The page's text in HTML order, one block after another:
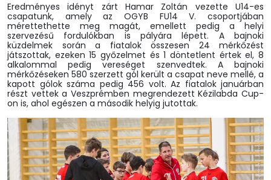
Eredményes idényt zárt Hamar Zoltán vezette U14-es
csapatunk, amely az OGYB FU14 V. csoportjában
mérettethette meg magát, emellett pedig a helyi
szervezésű fordulókban is pályára lépett. A bajnoki
küzdelmek során a fiatalok összesen 24 mérkőzést
játszottak, ezeken 15 győzelmet és 1 döntetlent értek el, 8
alkalommal pedig vereséget szenvedtek. A bajnoki
mérkőzéseken 580 szerzett gól került a csapat neve mellé, a
kapott gólok száma pedig 456 volt. Az fiatalok januárban
részt vettek a Veszprémben megrendezett Kézilabda Cup-
on is, ahol egészen a második helyig jutottak.